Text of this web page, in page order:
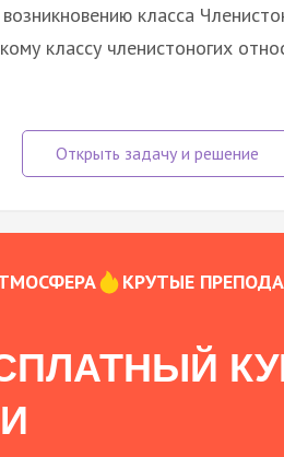
класса
классу членистоногих
КРУТЫЕ